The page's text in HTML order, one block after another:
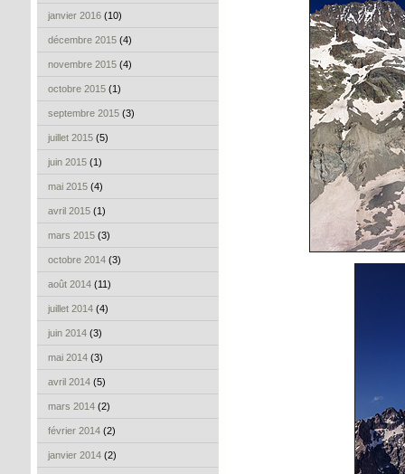
janvier 2016 (10)
décembre 2015 (4)
novembre 2015 (4)
octobre 2015 (1)
septembre 2015 (3)
juillet 2015 (5)
juin 2015 (1)
mai 2015 (4)
avril 2015 (1)
mars 2015 (3)
octobre 2014 (3)
août 2014 (11)
juillet 2014 (4)
juin 2014 (3)
mai 2014 (3)
avril 2014 (5)
mars 2014 (2)
février 2014 (2)
janvier 2014 (2)